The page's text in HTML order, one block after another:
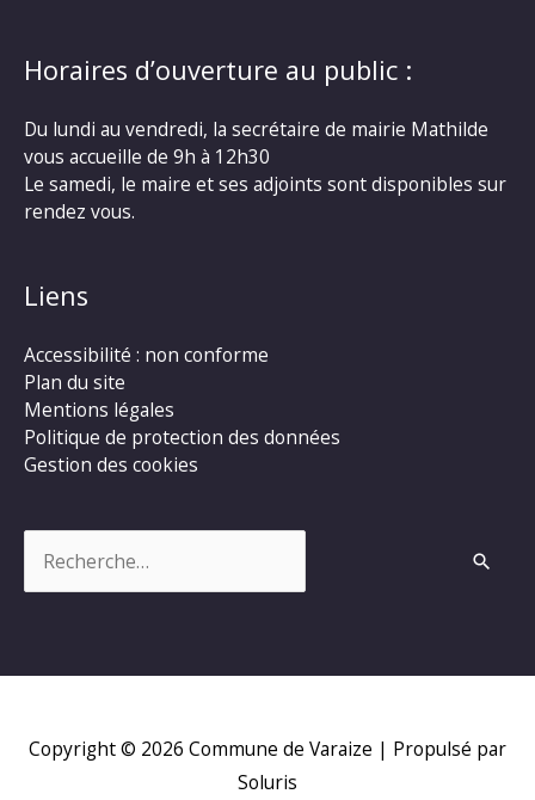
Horaires d’ouverture au public :
Du lundi au vendredi, la secrétaire de mairie Mathilde
vous accueille de 9h à 12h30
Le samedi, le maire et ses adjoints sont disponibles sur
rendez vous.
Liens
Accessibilité : non conforme
Plan du site
Mentions légales
Politique de protection des données
Gestion des cookies
Copyright © 2026 Commune de Varaize | Propulsé par
Soluris